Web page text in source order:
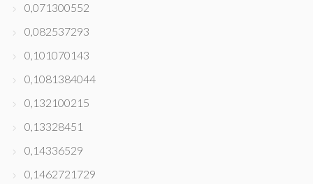
0,071300552
0,082537293
0,101070143
0,1081384044
0,132100215
0,13328451
0,14336529
0,1462721729